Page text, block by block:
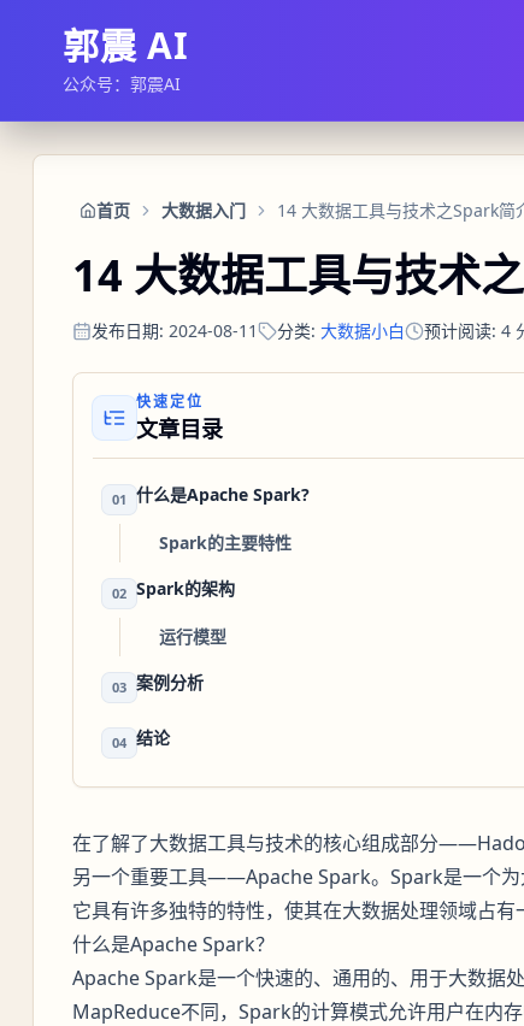
郭震 AI
公众号：郭震AI
首页 大数据入门 14 大数据工具与技术之Spark简
14 大数据工具与技术
发布日期: 2024-08-11 分类: 大数据小白 预计阅读: 4
快速定位
文章目录
01 什么是Apache Spark?
Spark的主要特性
02 Spark的架构
运行模型
03 案例分析
04 结论
在了解了大数据工具与技术的核心组成部分
另一个重要工具——Apache Spark。Spark是一个为
它具有许多独特的特性，使其在大数据处理领域占有
什么是Apache Spark？
Apache Spark是一个快速的、通用的、用于大数据
MapReduce不同，Spark的计算模式允许用户在内